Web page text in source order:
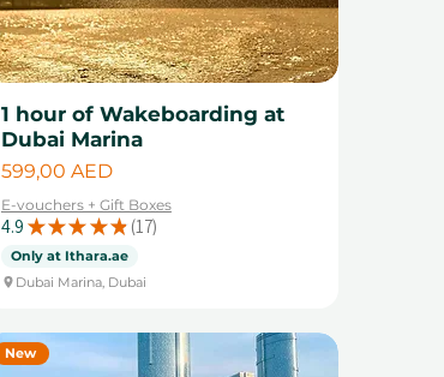
1 hour of Wakeboarding at
Dubai Marina
Цена
599,00 AED
E-vouchers + Gift Boxes
4.9 ★ ★ ★ ★ ★ 17
17
Only at Ithara.ae
Dubai Marina, Dubai
New